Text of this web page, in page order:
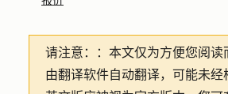
请注意： ：本文仅为方便您阅读
由翻译软件自动翻译，可能未经